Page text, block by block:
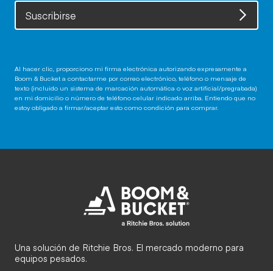
Suscribirse
Al hacer clic, proporciono mi firma electrónica autorizando expresamente a
Boom & Bucket a contactarme por correo electrónico, teléfono o mensaje de
texto (incluido un sistema de marcación automática o voz artificial/pregrabada)
en mi domicilio o número de teléfono celular indicado arriba. Entiendo que no
estoy obligado a firmar/aceptar esto como condición para comprar.
Una solución de Ritchie Bros. El mercado moderno para
equipos pesados.